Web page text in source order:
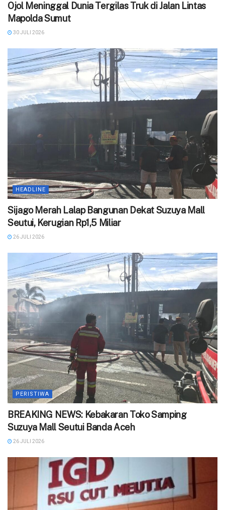
Ojol Meninggal Dunia Tergilas Truk di Jalan Lintas
Mapolda Sumut
30 JULI 2026
HEADLINE
Sijago Merah Lalap Bangunan Dekat Suzuya Mall
Seutui, Kerugian Rp1,5 Miliar
26 JULI 2026
PERISTIWA
BREAKING NEWS: Kebakaran Toko Samping
Suzuya Mall Seutui Banda Aceh
26 JULI 2026